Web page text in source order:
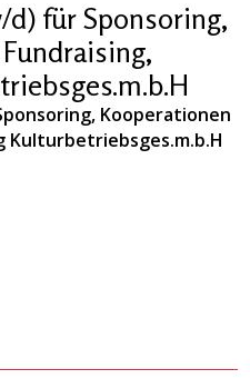
für Sponsoring,
Kooperationen
Kulturbetriebsges.m.b.H